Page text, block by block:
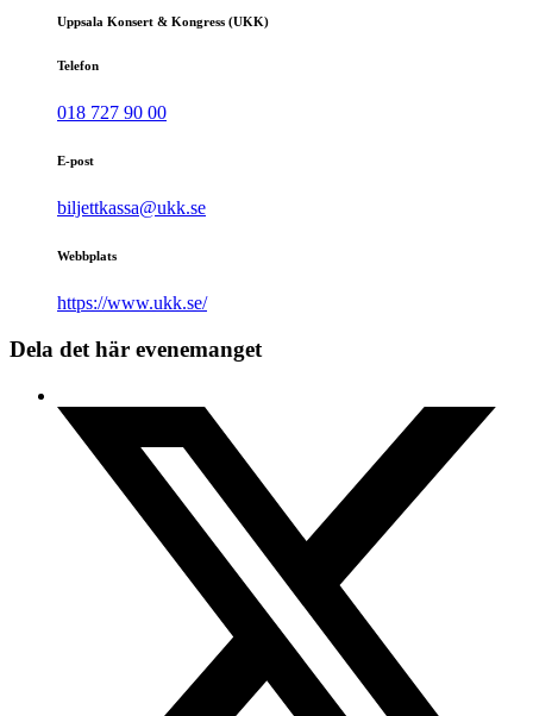
Uppsala Konsert & Kongress (UKK)
Telefon
018 727 90 00
E-post
biljettkassa@ukk.se
Webbplats
https://www.ukk.se/
Dela det här evenemanget